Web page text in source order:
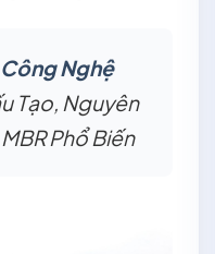
Công Nghệ
Tạo, Nguyên
Phổ Biến